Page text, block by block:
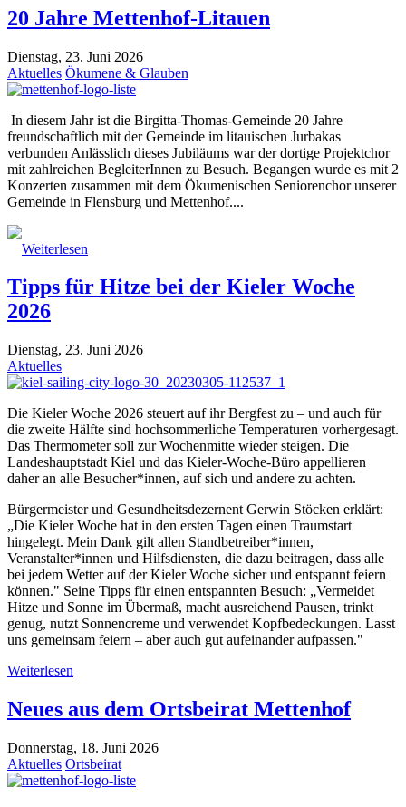
20 Jahre Mettenhof-Litauen
Dienstag, 23. Juni 2026
Aktuelles Ökumene & Glauben
In diesem Jahr ist die Birgitta-Thomas-Gemeinde 20 Jahre
freundschaftlich mit der Gemeinde im litauischen Jurbakas
verbunden Anlässlich dieses Jubiläums war der dortige Projektchor
mit zahlreichen BegleiterInnen zu Besuch. Begangen wurde es mit 2
Konzerten zusammen mit dem Ökumenischen Seniorenchor unserer
Gemeinde in Flensburg und Mettenhof....
Weiterlesen
Tipps für Hitze bei der Kieler Woche
2026
Dienstag, 23. Juni 2026
Aktuelles
Die Kieler Woche 2026 steuert auf ihr Bergfest zu – und auch für
die zweite Hälfte sind hochsommerliche Temperaturen vorhergesagt.
Das Thermometer soll zur Wochenmitte wieder steigen. Die
Landeshauptstadt Kiel und das Kieler-Woche-Büro appellieren
daher an alle Besucher*innen, auf sich und andere zu achten.
Bürgermeister und Gesundheitsdezernent Gerwin Stöcken erklärt:
„Die Kieler Woche hat in den ersten Tagen einen Traumstart
hingelegt. Mein Dank gilt allen Standbetreiber*innen,
Veranstalter*innen und Hilfsdiensten, die dazu beitragen, dass alle
bei jedem Wetter auf der Kieler Woche sicher und entspannt feiern
können." Seine Tipps für einen entspannten Besuch: „Vermeidet
Hitze und Sonne im Übermaß, macht ausreichend Pausen, trinkt
genug, nutzt Sonnencreme und verwendet Kopfbedeckungen. Lasst
uns gemeinsam feiern – aber auch gut aufeinander aufpassen."
Weiterlesen
Neues aus dem Ortsbeirat Mettenhof
Donnerstag, 18. Juni 2026
Aktuelles Ortsbeirat